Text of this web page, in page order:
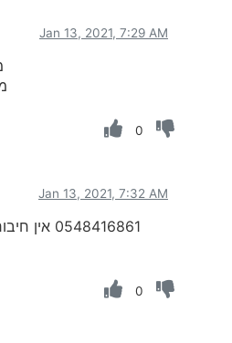
Jan 13, 2021, 7:29 AM
0
Jan 13, 2021, 7:32 AM
0548416861 אין חיבור לשרת גם אצי כבר יומיים
0